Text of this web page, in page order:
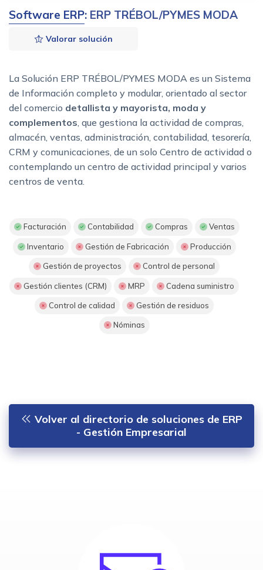
Software ERP: ERP TRÉBOL/PYMES MODA
Valorar solución
La Solución ERP TRÉBOL/PYMES MODA es un Sistema
de Información completo y modular, orientado al sector
del comercio detallista y mayorista, moda y
complementos, que gestiona la actividad de compras,
almacén, ventas, administración, contabilidad, tesorería,
CRM y comunicaciones, de un solo Centro de actividad o
contemplando un centro de actividad principal y varios
centros de venta.
Facturación Contabilidad Compras Ventas
Inventario Gestión de Fabricación Producción
Gestión de proyectos Control de personal
Gestión clientes (CRM) MRP Cadena suministro
Control de calidad Gestión de residuos
Nóminas
Volver al directorio de soluciones de ERP
- Gestión Empresarial